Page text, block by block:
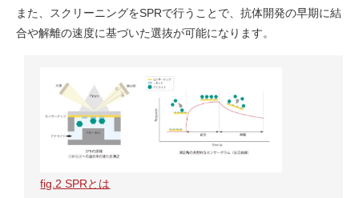
また、スクリーニングをSPRで行うことで、抗体開発の早期に結
合や解離の速度に基づいた選抜が可能になります。
fig.2 SPRとは